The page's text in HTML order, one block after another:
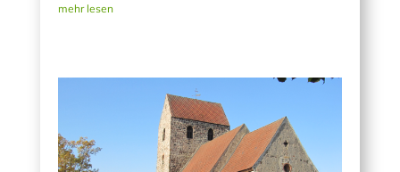
mehr lesen